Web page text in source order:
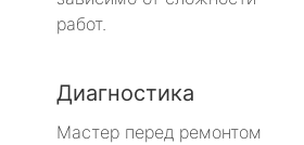
работ.
Диагностика
Мастер перед ремонтом